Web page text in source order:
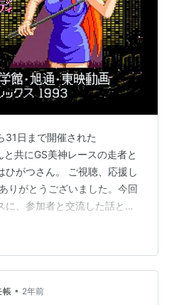
31日まで開催された
共にGS美神レースの走者と
ひがつさん。 ご視聴、応援し
りがとうございました。今回
に、参加者と交流した話とか
帳 • 2年前